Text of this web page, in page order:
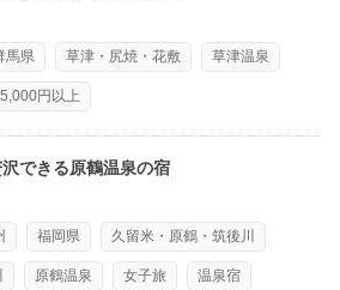
馬県 草津・尻焼・花敷 草津温泉
円以上
できる原鶴温泉の宿
福岡県 久留米・原鶴・筑後川
原鶴温泉 女子旅 温泉宿